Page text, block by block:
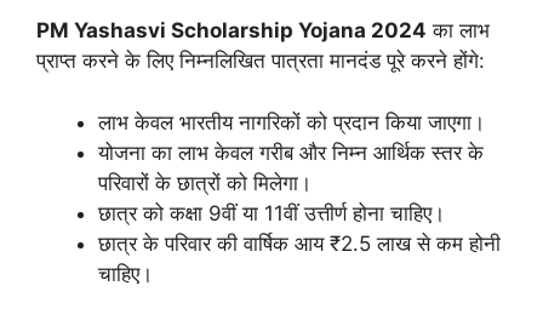
PM Yashasvi Scholarship Yojana 2024 का लाभ
प्राप्त करने के लिए निम्नलिखित पात्रता मानदंड पूरे करने होंगे:
लाभ केवल भारतीय नागरिकों को प्रदान किया जाएगा।
योजना का लाभ केवल गरीब और निम्न आर्थिक स्तर के
परिवारों के छात्रों को मिलेगा।
छात्र को कक्षा 9वीं या 11वीं उत्तीर्ण होना चाहिए।
छात्र के परिवार की वार्षिक आय ₹2.5 लाख से कम होनी
चाहिए।